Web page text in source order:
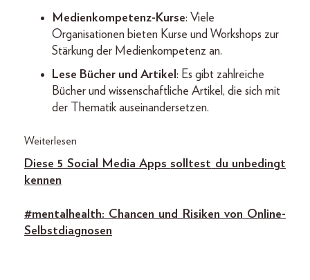
Medienkompetenz-Kurse: Viele
Organisationen bieten Kurse und Workshops zur
Stärkung der Medienkompetenz an.
Lese Bücher und Artikel : Es gibt zahlreiche
Bücher und wissenschaftliche Artikel, die sich mit
der Thematik auseinandersetzen.
Weiterlesen
Diese 5 Social Media Appssolltest du unbedingt
kennen
#mentalhealth: Chancen und Risiken von Online-
Selbstdiagnosen